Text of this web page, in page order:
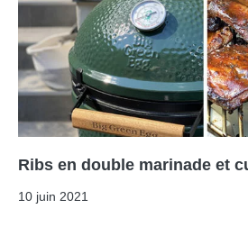
Ribs en double marinade et
10 juin 2021